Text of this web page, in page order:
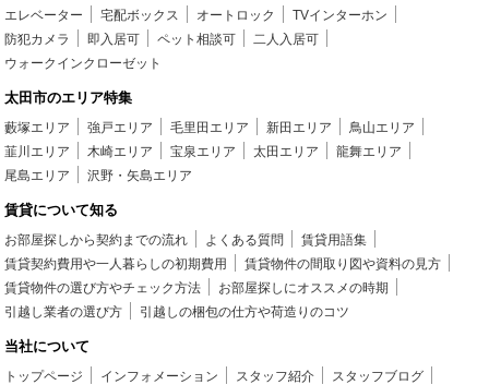
エレベーター
宅配ボックス オートロック
TVインターホン
防犯カメラ
即入居可 ペット相談可
二人入居可
ウォークインクローゼット
太田市のエリア特集
藪塚エリア 強戸エリア 毛里田エリア 新田エリア
鳥山エリア
韮川エリア
木崎エリア 宝泉エリア 太田エリア
龍舞エリア
尾島エリア
沢野・矢島エリア
賃貸について知る
お部屋探しから契約までの流れ よくある質問
賃貸用語集
賃貸契約費用や一人暮らしの初期費用
賃貸物件の間取り図や資料の見方
賃貸物件の選び方やチェック方法
お部屋探しにオススメの時期
引越し業者の選び方
引越しの梱包の仕方や荷造りのコツ
当社について
トップページ インフォメーション スタッフ紹介
スタッフブログ